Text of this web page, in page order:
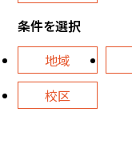
条件を選択
地域
校区